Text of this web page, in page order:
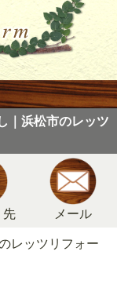
｜浜松市のレッツ
先 メール
レッツリフォー